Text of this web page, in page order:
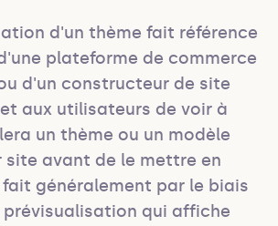
d'un thème fait référence
plateforme de commerce
d'un constructeur de site
aux utilisateurs de voir à
un thème ou un modèle
site avant de le mettre en
fait généralement par le biais
prévisualisation qui affiche